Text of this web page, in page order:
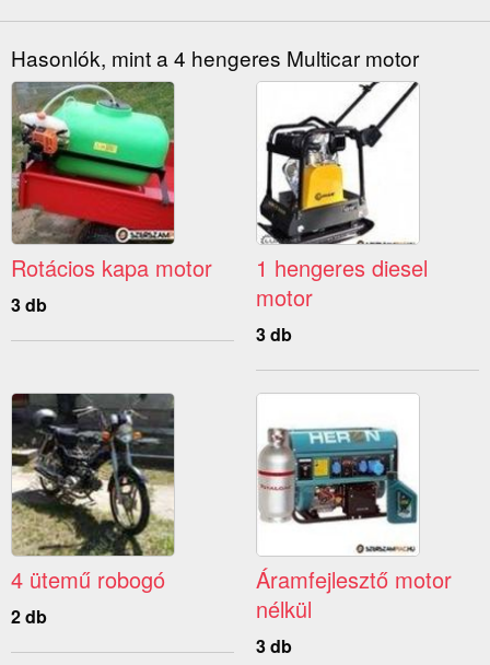
Hasonlók, mint a 4 hengeres Multicar motor
Rotácios kapa motor
3 db
1 hengeres diesel
motor
3 db
4 ütemű robogó
2 db
Áramfejlesztő motor
nélkül
3 db